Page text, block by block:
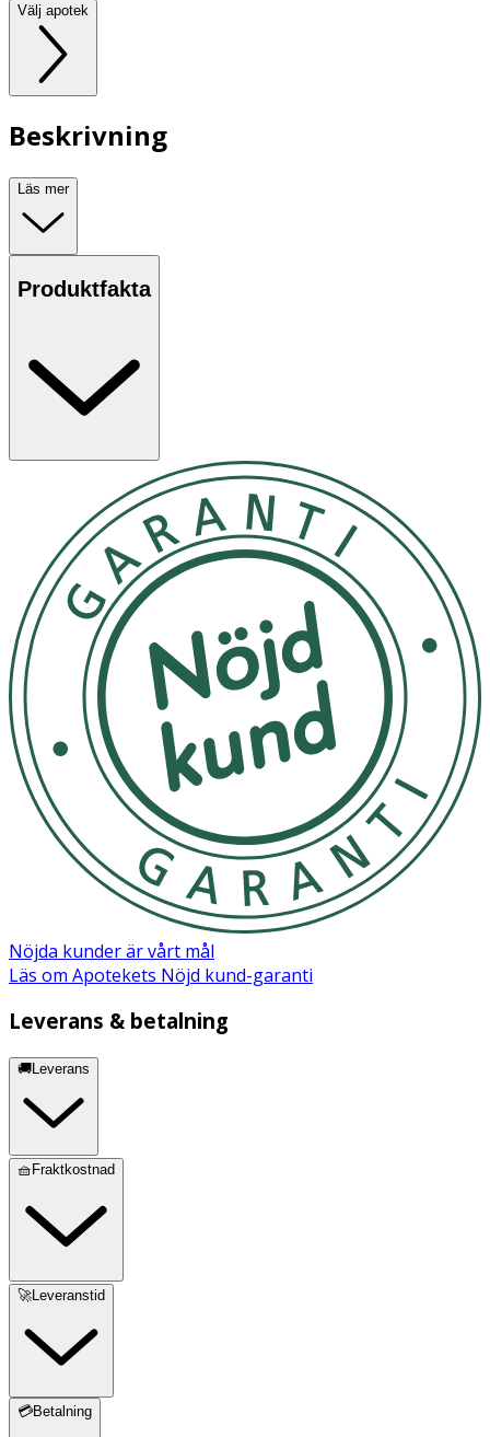
Välj apotek
Beskrivning
Läs mer
Produktfakta
Nöjda kunder är vårt mål
Läs om Apotekets Nöjd kund-garanti
Leverans & betalning
🚚Leverans
🧺Fraktkostnad
🚀Leveranstid
💳Betalning